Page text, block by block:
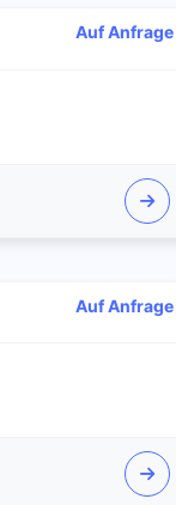
Auf Anfrage
Auf Anfrage